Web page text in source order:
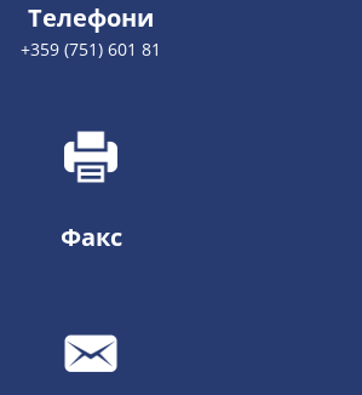
Телефони
+359 (751) 601 81
Факс